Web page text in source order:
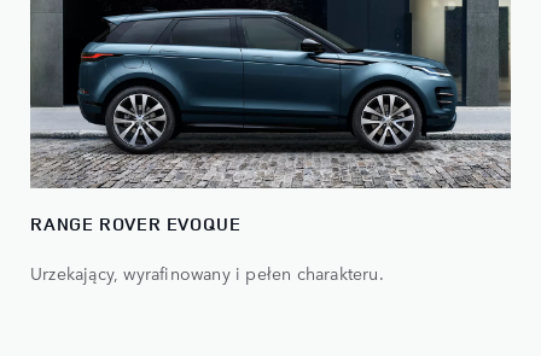
RANGE ROVER EVOQUE
Urzekający, wyrafinowany i pełen charakteru.